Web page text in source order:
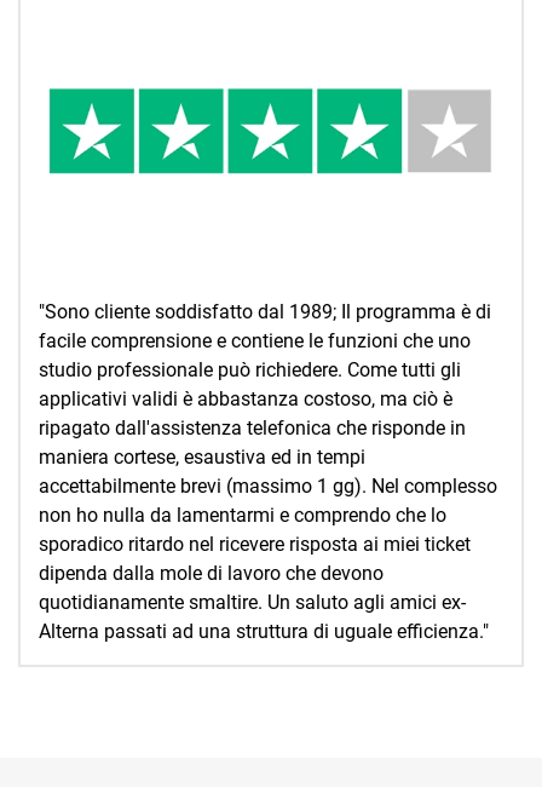
"Sono cliente soddisfatto dal 1989; Il programma è di
facile comprensione e contiene le funzioni che uno
studio professionale può richiedere. Come tutti gli
applicativi validi è abbastanza costoso, ma ciò è
ripagato dall'assistenza telefonica che risponde in
maniera cortese, esaustiva ed in tempi
accettabilmente brevi (massimo 1 gg). Nel complesso
non ho nulla da lamentarmi e comprendo che lo
sporadico ritardo nel ricevere risposta ai miei ticket
dipenda dalla mole di lavoro che devono
quotidianamente smaltire. Un saluto agli amici ex-
Alterna passati ad una struttura di uguale efficienza."